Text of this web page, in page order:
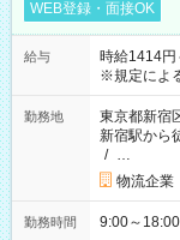
WEB登録・面接OK
給与
時給1414
※規定によ
勤務地
東京都新宿
新宿駅から
/ …
物流企業
勤務時間 9:00～18:00